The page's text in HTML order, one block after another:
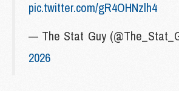
pic.twitter.com/gR4OHNzlh4
— The Stat Guy
2026